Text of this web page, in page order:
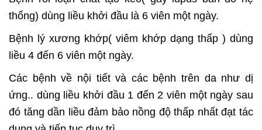
thống) dùng liều khởi đầu là 6 viên một ngày.
Bệnh lý xương khớp( viêm khớp dạng thấp ) dùng
liều 4 đến 6 viên một ngày.
Các bệnh về nội tiết và các bệnh trên da như dị
ứng.. dùng liều khởi đầu 1 đến 2 viên một ngày sau
đó tăng dần liều đảm bảo nồng độ thấp nhất đạt tác